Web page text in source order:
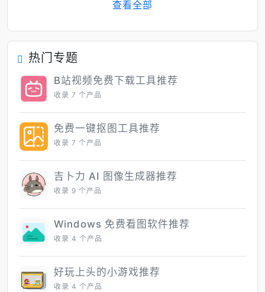
查看全部
热门专题
B站视频免费下载工具推荐
收录 7 个产品
免费一键抠图工具推荐
收录 7 个产品
吉卜力 AI 图像生成器推荐
收录 9 个产品
Windows 免费看图软件推荐
收录 4 个产品
好玩上头的小游戏推荐
收录 4 个产品